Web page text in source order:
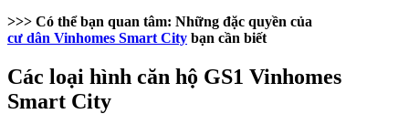
>>> Có thể bạn quan tâm: Những đặc quyền của
cư dân Vinhomes Smart City bạn cần biết
Các loại hình căn hộ GS1 Vinhomes
Smart City